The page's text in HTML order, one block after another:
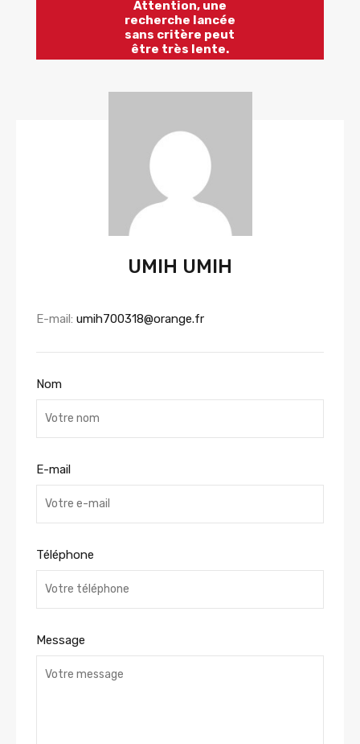
Attention, une
recherche lancée
sans critère peut
être très lente.
UMIH UMIH
E-mail: umih700318@orange.fr
Nom
E-mail
Téléphone
Message